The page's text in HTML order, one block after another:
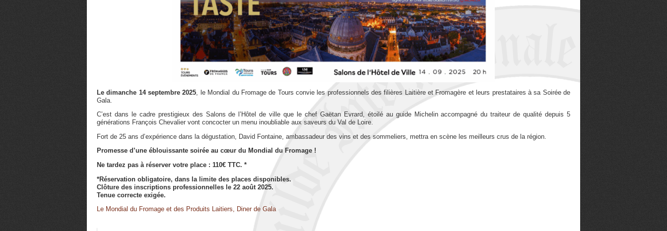
Le dimanche 14 septembre 2025 , le Mondial du Fromage de Tours convie les professionnels des filières Laitière et Fromagère et leurs prestataires à sa Soirée de
Gala.
C’est dans le cadre prestigieux des Salons de l’Hôtel de ville que le chef Gaëtan Evrard, étoilé au guide Michelin accompagné du traiteur de qualité depuis 5
générations François Chevalier vont concocter un menu inoubliable aux saveurs du Val de Loire.
Fort de 25 ans d’expérience dans la dégustation, David Fontaine, ambassadeur des vins et des sommeliers, mettra en scène les meilleurs crus de la région.
Promesse d’une éblouissante soirée au cœur du Mondial du Fromage !
Ne tardez pas à réserver votre place : 110€ TTC. *
*Réservation obligatoire, dans la limite des places disponibles.
Clôture des inscriptions professionnelles le 22 août 2025.
Tenue correcte exigée.
Le Mondial du Fromage et des Produits Laitiers, Diner de Gala